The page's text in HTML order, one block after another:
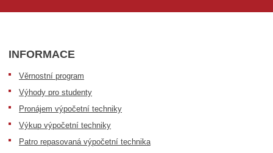
INFORMACE
Věrnostní program
Výhody pro studenty
Pronájem výpočetní techniky
Výkup výpočetní techniky
Patro repasovaná výpočetní technika